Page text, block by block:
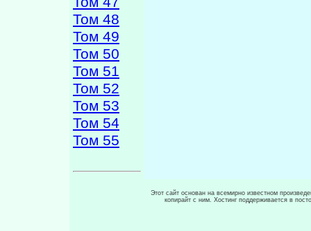
Том 48
Том 49
Том 50
Том 51
Том 52
Том 53
Том 54
Том 55
Этот сайт основан на всемирно известном
копирайт с ним. Хостинг поддерживается в